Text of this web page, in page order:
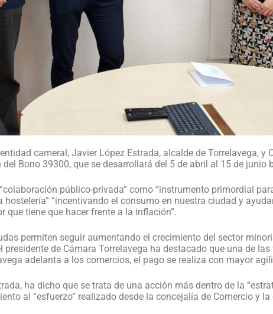
cameral, Javier López Estrada, alcalde de Torrelavega, y
Bono 39300, que se desarrollará del 5 de abril al 15 de junio
público-privada” como “instrumento primordial
“incentivando el consumo en nuestra ciudad y
que tiene que hacer frente a la inflación”.
permiten seguir aumentando el crecimiento del sector
de Cámara Torrelavega ha destacado que una de
adelanta a los comercios, el pago se realiza con mayor
ha dicho que se trata de una acción más dentro de la
al “esfuerzo” realizado desde la concejalía de Comercio y